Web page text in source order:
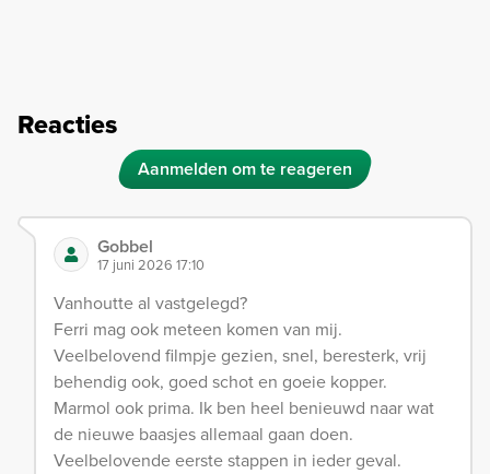
Reacties
Aanmelden om te reageren
Gobbel
17 juni 2026 17:10
Vanhoutte al vastgelegd?
Ferri mag ook meteen komen van mij.
Veelbelovend filmpje gezien, snel, beresterk, vrij
behendig ook, goed schot en goeie kopper.
Marmol ook prima. Ik ben heel benieuwd naar wat
de nieuwe baasjes allemaal gaan doen.
Veelbelovende eerste stappen in ieder geval.